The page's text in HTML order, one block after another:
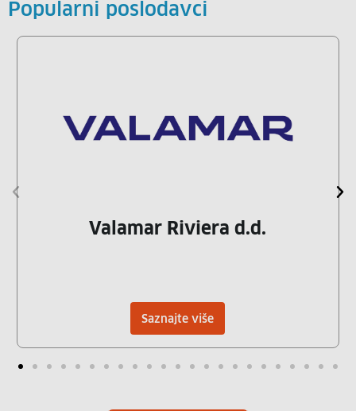
Popularni poslodavci
Valamar Riviera d.d.
Saznajte više